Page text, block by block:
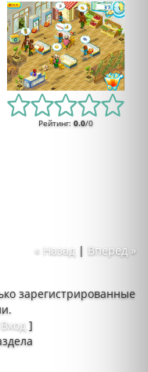
Рейтинг:0.0/0
« Назад | Вперед »
зарегистрированные
Вход ]